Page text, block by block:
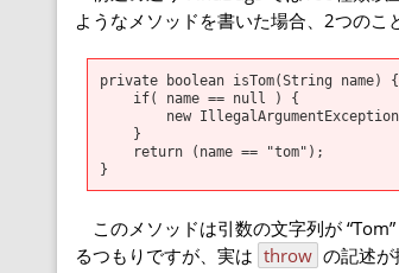
ようなメソッドを書いた場合、2つのこ
private boolean isTom(String name) {
if( name == null ) {
new
}
return (name == "tom");
}
このメソッドは引数の文字列が
るつもりですが、実は throw の記述が